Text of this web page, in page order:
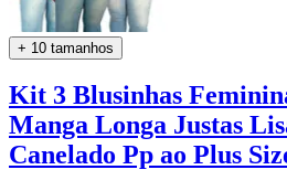
+ 10 tamanhos
Kit 3 Blusinhas
Manga Longa Justas
Canelado Pp ao Plus